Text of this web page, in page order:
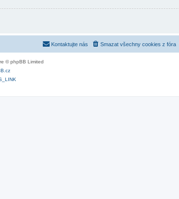
Smazat všechny cookies z fóra
Kontaktujte nás
© phpBB Limited